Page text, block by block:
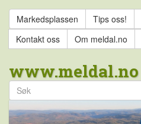
Markedsplassen Tips oss!
Kontakt oss
Om meldal.no
www.meldal.no